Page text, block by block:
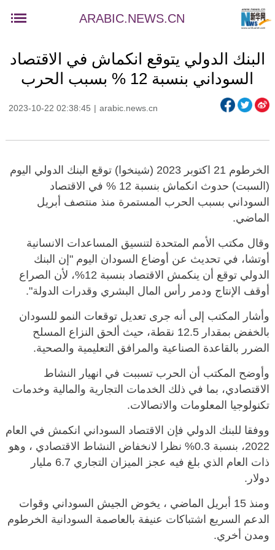
ARABIC.NEWS.CN
البنك الدولي يتوقع انكماش في الاقتصاد
السوداني بنسبة 12 % بسبب الحرب
2023-10-22 02:38:45 | arabic.news.cn
الخرطوم 21 اكتوبر 2023 (شينخوا) توقع البنك الدولي اليوم
(السبت) حدوث انكماش بنسبة 12 % في الاقتصاد
السوداني بسبب الحرب المستمرة منذ منتصف أبريل
الماضي.
وقال مكتب الأمم المتحدة لتنسيق المساعدات الانسانية
أوتشا، في تحديث عن أوضاع السودان اليوم "إن البنك
الدولي توقع أن ينكمش الاقتصاد بنسبة 12%، لأن الصراع
أوقف الإنتاج ودمر رأس المال البشري وقدرات الدولة".
وأشار المكتب إلى أنه جرى تعديل توقعات النمو للسودان
بالخفض بمقدار 12.5 نقطة، حيث ألحق النزاع المسلح
الضرر بالقاعدة الصناعية والمرافق التعليمية والصحية.
وأوضح المكتب أن الحرب تسببت في انهيار النشاط
الاقتصادي، بما في ذلك الخدمات التجارية والمالية وخدمات
تكنولوجيا المعلومات والاتصالات.
ووفقا للبنك الدولي فإن الاقتصاد السوداني انكمش في العام
2022، بنسبة 0.3% نظرا لانخفاض النشاط الاقتصادي ، وهو
ذات العام الذي بلغ فيه عجز الميزان التجاري 6.7 مليار
دولار.
ومنذ 15 أبريل الماضي ، يخوض الجيش السوداني وقوات
الدعم السريع اشتباكات عنيفة بالعاصمة السودانية الخرطوم
ومدن أخري.